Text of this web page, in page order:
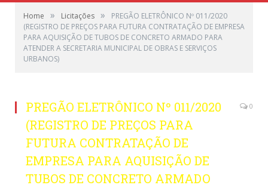
Home » Licitações »
PREGÃO ELETRÔNICO Nº 011/2020
(REGISTRO DE PREÇOS PARA FUTURA CONTRATAÇÃO DE EMPRESA
PARA AQUISIÇÃO DE TUBOS DE CONCRETO ARMADO PARA
ATENDER A SECRETARIA MUNICIPAL DE OBRAS E SERVIÇOS
URBANOS)
PREGÃO ELETRÔNICO Nº 011/2020
(REGISTRO DE PREÇOS PARA
FUTURA CONTRATAÇÃO DE
EMPRESA PARA AQUISIÇÃO DE
TUBOS DE CONCRETO ARMADO
0